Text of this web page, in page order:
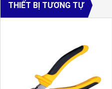
THIẾT BỊ TƯƠNG TỰ